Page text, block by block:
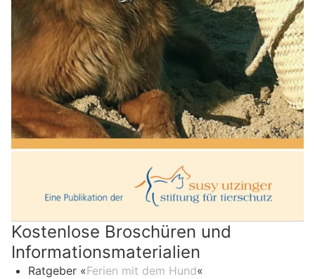
Kostenlose Broschüren und
Informationsmaterialien
Ratgeber «Ferien mit dem Hund«